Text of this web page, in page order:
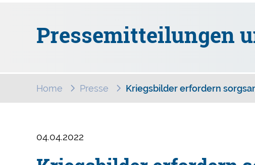
Pressemitteilungen
Home Presse Kriegsbilder erfordern
04.04.2022